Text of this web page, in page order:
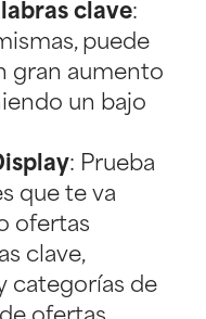
clave:
puede
gran aumento
un bajo
: Prueba
que te va
ofertas
clave,
categorías de